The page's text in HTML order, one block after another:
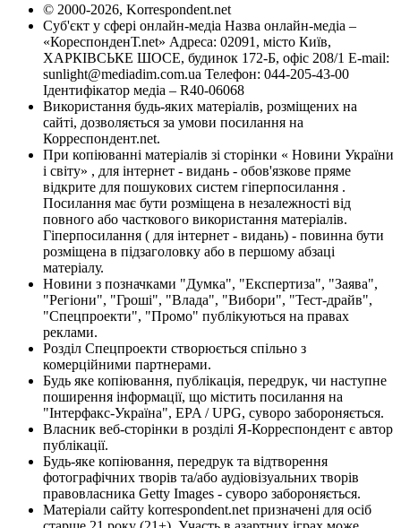
© 2000-2026, Korrespondent.net
Суб'єкт у сфері онлайн-медіа Назва онлайн-медіа –
«КореспонденТ.net» Адреса: 02091, місто Київ,
ХАРКІВСЬКЕ ШОСЕ, будинок 172-Б, офіс 208/1 E-mail:
sunlight@mediadim.com.ua Телефон: 044-205-43-00
Ідентифікатор медіа – R40-06068
Використання будь-яких матеріалів, розміщених на
сайті, дозволяється за умови посилання на
Корреспондент.net.
При копіюванні матеріалів зі сторінки « Новини України
і світу» , для інтернет - видань - обов'язкове пряме
відкрите для пошукових систем гіперпосилання .
Посилання має бути розміщена в незалежності від
повного або часткового використання матеріалів.
Гіперпосилання ( для інтернет - видань) - повинна бути
розміщена в підзаголовку або в першому абзаці
матеріалу.
Новини з позначками "Думка", "Експертиза", "Заява",
"Регіони", "Гроші", "Влада", "Вибори", "Тест-драйв",
"Спецпроекти", "Промо" публікуються на правах
реклами.
Розділ Спецпроекти створюється спільно з
комерційними партнерами.
Будь яке копіювання, публікація, передрук, чи наступне
поширення інформації, що містить посилання на
"Інтерфакс-Україна", EPA / UPG, суворо забороняється.
Власник веб-сторінки в розділі Я-Корреспондент є автор
публікації.
Будь-яке копіювання, передрук та відтворення
фотографічних творів та/або аудіовізуальних творів
правовласника Getty Images - суворо забороняється.
Матеріали сайту korrespondent.net призначені для осіб